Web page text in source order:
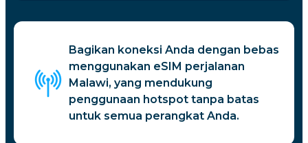
Bagikan koneksi Anda dengan bebas
menggunakan eSIM perjalanan
Malawi, yang mendukung
penggunaan hotspot tanpa batas
untuk semua perangkat Anda.